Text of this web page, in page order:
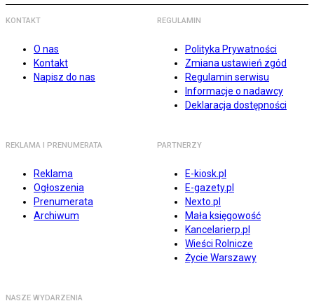
KONTAKT
O nas
Kontakt
Napisz do nas
REGULAMIN
Polityka Prywatności
Zmiana ustawień zgód
Regulamin serwisu
Informacje o nadawcy
Deklaracja dostępności
REKLAMA I PRENUMERATA
Reklama
Ogłoszenia
Prenumerata
Archiwum
PARTNERZY
E-kiosk.pl
E-gazety.pl
Nexto.pl
Mała księgowość
Kancelarierp.pl
Wieści Rolnicze
Życie Warszawy
NASZE WYDARZENIA